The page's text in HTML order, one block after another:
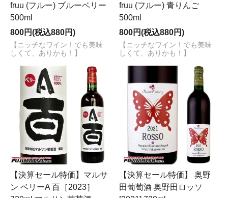
fruu (フルー) ブルーベリー
500ml
800円(税込880円)
【ニッチなワイン！でも美味
しくて、ありかも！】
fruu (フルー) 青りんご
500ml
800円(税込880円)
【ニッチなワイン！でも美味
しくて、ありかも！】
【決算セール特価】マルサ
ン ベリーA 百［2023］
【決算セール特価】 奥野
田葡萄酒 奥野田ロッソ